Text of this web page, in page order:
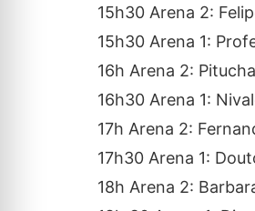
15h30 Arena 2:
15h30 Arena 1:
16h Arena 2:
16h30 Arena 1:
17h Arena 2:
17h30 Arena 1:
18h Arena 2: